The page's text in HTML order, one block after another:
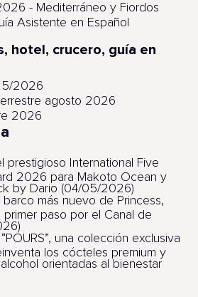
- Mediterráneo y Fiordos
Asistente en Español
hotel, crucero, guía en
2026
agosto 2026
2026
prestigioso International Five
2026 para Makoto Ocean y
by Dario (04/05/2026)
barco más nuevo de Princess,
primer paso por el Canal de
una colección exclusiva
los cócteles premium y
orientadas al bienestar